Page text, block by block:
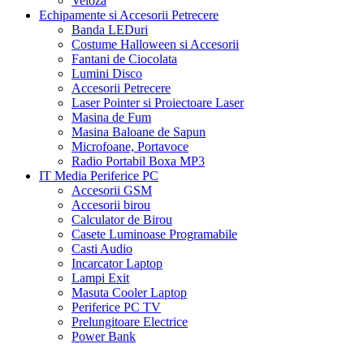
Echipamente si Accesorii Petrecere
Banda LEDuri
Costume Halloween si Accesorii
Fantani de Ciocolata
Lumini Disco
Accesorii Petrecere
Laser Pointer si Proiectoare Laser
Masina de Fum
Masina Baloane de Sapun
Microfoane, Portavoce
Radio Portabil Boxa MP3
IT Media Periferice PC
Accesorii GSM
Accesorii birou
Calculator de Birou
Casete Luminoase Programabile
Casti Audio
Incarcator Laptop
Lampi Exit
Masuta Cooler Laptop
Periferice PC TV
Prelungitoare Electrice
Power Bank